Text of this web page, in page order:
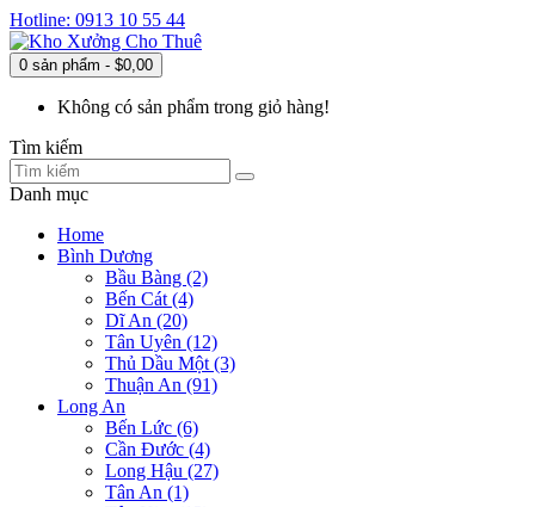
Hotline: 0913 10 55 44
0 sản phẩm - $0,00
Không có sản phẩm trong giỏ hàng!
Tìm kiếm
Danh mục
Home
Bình Dương
Bầu Bàng (2)
Bến Cát (4)
Dĩ An (20)
Tân Uyên (12)
Thủ Dầu Một (3)
Thuận An (91)
Long An
Bến Lức (6)
Cần Đước (4)
Long Hậu (27)
Tân An (1)